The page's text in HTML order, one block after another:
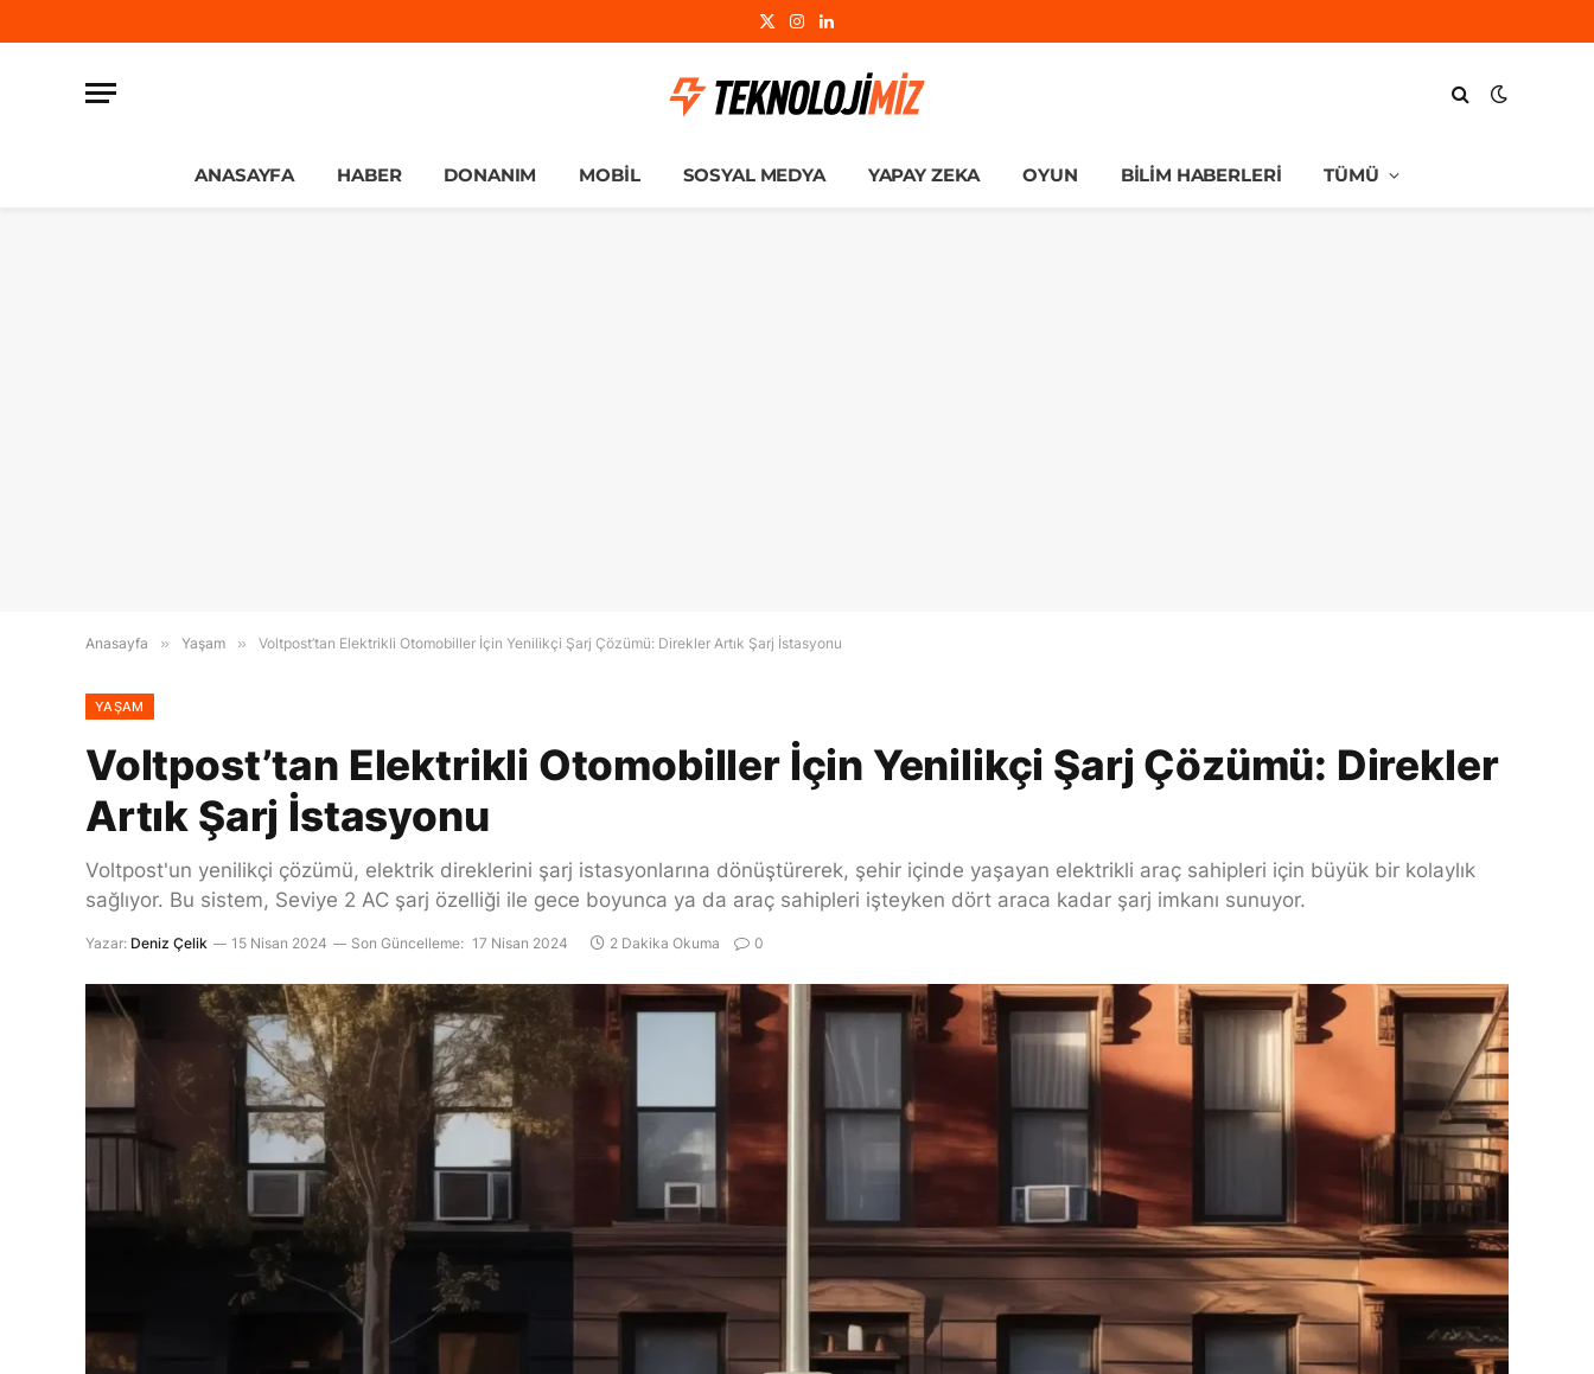
X
Instagram
LinkedIn
ANASAYFA HABER DONANIM MOBIL SOSYAL MEDYA YAPAY ZEKA OYUN BILIM HABERLERI TÜMÜ
Anasayfa » Yaşam » Voltpost’tan Elektrikli Otomobiller İçin Yenilikçi Şarj Çözümü: Direkler Artık Şarj İstasyonu
YAŞAM
Voltpost’tan Elektrikli Otomobiller İçin Yenilikçi Şarj Çözümü: Direkler
Artık Şarj İstasyonu
Voltpost'un yenilikçi çözümü, elektrik direklerini şarj istasyonlarına dönüştürerek, şehir içinde yaşayan elektrikli araç sahipleri için büyük bir kolaylık
sağlıyor. Bu sistem, Seviye 2 AC şarj özelliği ile gece boyunca ya da araç sahipleri işteyken dört araca kadar şarj imkanı sunuyor.
Yazar: Deniz Çelik 15 Nisan 2024 Son Güncelleme: 17 Nisan 2024 2 Dakika Okuma 0